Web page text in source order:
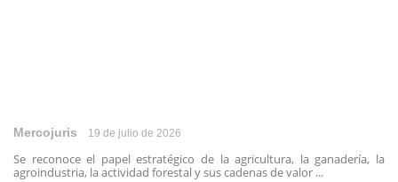
Mercojuris 19 de julio de 2026
Se reconoce el papel estratégico de la agricultura, la ganadería, la
agroindustria, la actividad forestal y sus cadenas de valor ...